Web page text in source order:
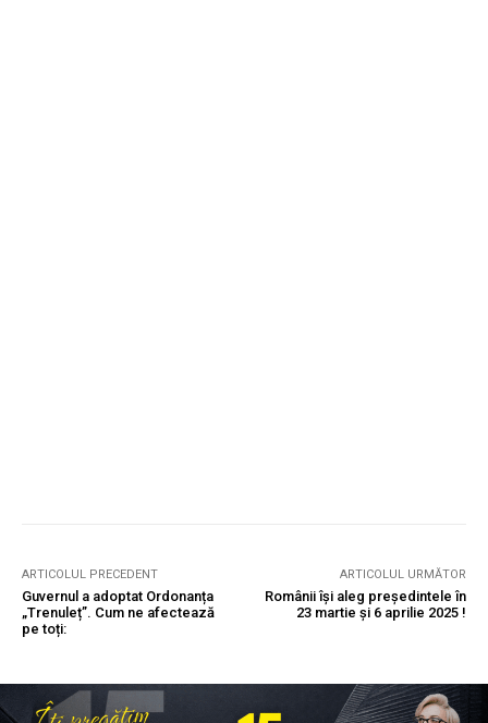
ARTICOLUL PRECEDENT
Guvernul a adoptat Ordonanța
„Trenuleț”. Cum ne afectează
pe toți:
ARTICOLUL URMĂTOR
Românii își aleg președintele în
23 martie și 6 aprilie 2025 !